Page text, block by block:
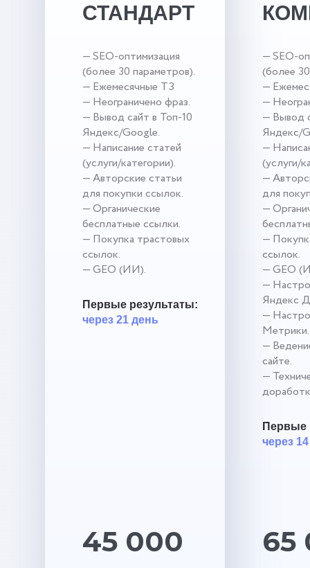
СТАНДАРТ
— SEO-оптимизация
(более 30 параметров).
— Ежемесячные ТЗ
— Неограничено фраз.
— Вывод сайт в Топ-10
Яндекс/Google.
— Написание статей
(услуги/категории).
— Авторские статьи
для покупки ссылок.
— Органические
бесплатные ссылки.
— Покупка трастовых
ссылок.
— GEO (ИИ).
Первые результаты:
через 21 день
45 000
— SEO-
(более
—
—
— Вывод
Яндекс/
—
(услуги/
—
для
—
—
ссылок.
— GEO
—
Яндекс
—
Метрики.
—
сайте.
—
Первые
через
65